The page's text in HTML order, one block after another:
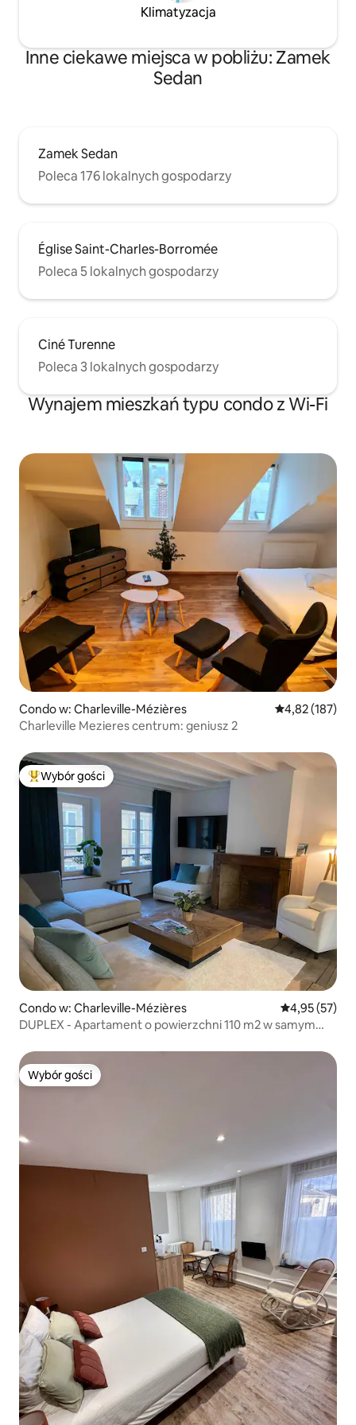
Klimatyzacja
Inne ciekawe miejsca w pobliżu: Zamek
Sedan
Zamek Sedan
Poleca 176 lokalnych gospodarzy
Église Saint-Charles-Borromée
Poleca 5 lokalnych gospodarzy
Ciné Turenne
Poleca 3 lokalnych gospodarzy
Wynajem mieszkań typu condo z Wi-Fi
Condo w: Charleville-Mézières Średnia
4,82 (187)
Charleville Mezieres centrum: geniusz 2
Najpopularniejsze z kategorii Wybór gości
Wybór gości
Condo w: Charleville-Mézières Średnia
4,95 (57)
DUPLEX - Apartament o powierzchni 110 m2 w samym
Wybór gości
Wybór gości